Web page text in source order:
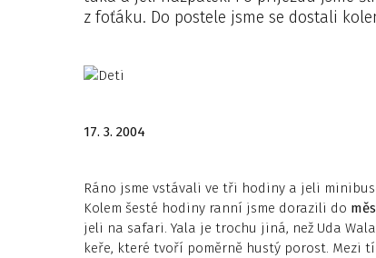
z foťáku. Do postele jsme se dostali
17. 3. 2004
Ráno jsme vstávali ve tři hodiny a jeli
Kolem šesté hodiny ranní jsme dorazili do
jeli na safari. Yala je trochu jiná, než Uda
keře, které tvoří poměrně hustý porost. Mezi